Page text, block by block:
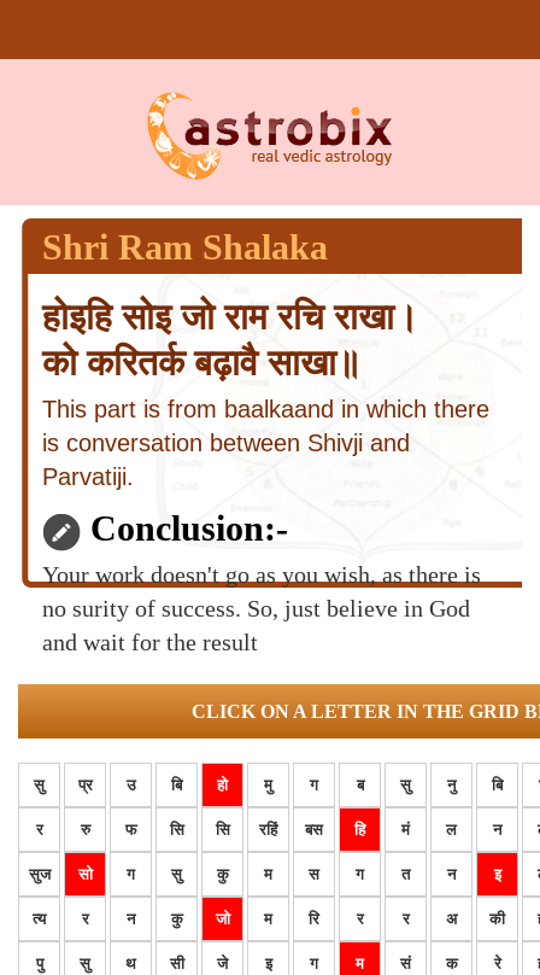
Shri Ram Shalaka
होइहि सोइ जो राम रचि राखा।
को करितर्क बढ़ावै साखा॥
This part is from baalkaand in which there
is conversation between Shivji and
Parvatiji.
Conclusion:-
Your work doesn't go as you wish, as there is
no surity of success. So, just believe in God
and wait for the result
CLICK ON A LETTER IN THE GRID
सु प्र उ बि हो मु ग ब सु नु बि
र रु फ सि सि रहिं बस हि मं ल न
सुज सो ग सु कु म स ग त न इ
त्य र न कु जो म रि र र अ की
पु सु थ सी जे इ ग म सं क रे